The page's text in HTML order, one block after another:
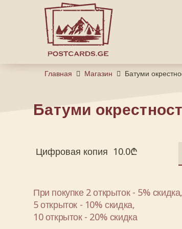
Главная Магазин Батуми
Батуми
Цифровая копия 10.0₾
При покупке 2 открыток - 5% скидка,
5 открыток - 10% скидка,
10 открыток - 20% скидка